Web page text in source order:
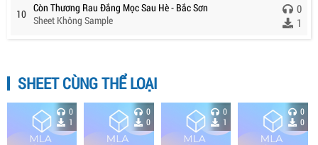
10 Còn Thương Rau Đắng Mọc Sau Hè - Bắc Sơn
Sheet Không Sample
0
1
SHEET CÙNG THỂ LOẠI
0
1
0
0
0
1
0
0